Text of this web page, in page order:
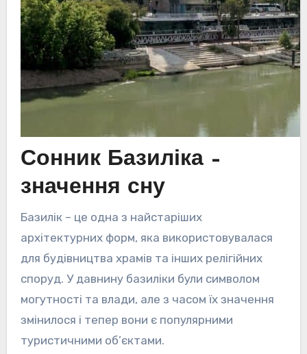
Сонник Базиліка –
значення сну
Базилік – це одна з найстаріших
архітектурних форм, яка використовувалася
для будівництва храмів та інших релігійних
споруд. У давнину базиліки були символом
могутності та влади, але з часом їх значення
змінилося і тепер вони є популярними
туристичними об’єктами.